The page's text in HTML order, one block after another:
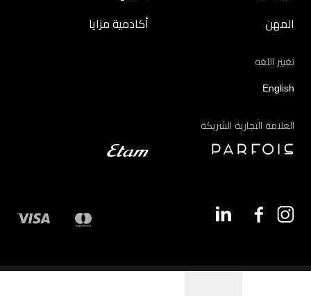
المهن أكادمية مزايا
تغيير اللغه
English
العلامة التجارية الشريكة